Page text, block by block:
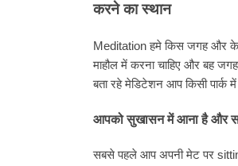
करने का स्थान
Meditation हमे किस जगह और केसे
माहौल में करना चाहिए और बह
बता रहे मेडिटेशन आप किसी पार्क
आपको सुखासन में आना है और
सबसे पहले आप अपनी मेट पर